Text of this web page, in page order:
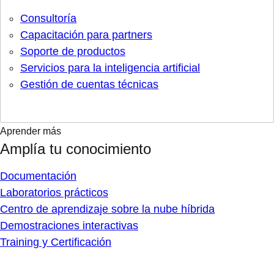
Consultoría
Capacitación para partners
Soporte de productos
Servicios para la inteligencia artificial
Gestión de cuentas técnicas
Aprender más
Amplía tu conocimiento
Documentación
Laboratorios prácticos
Centro de aprendizaje sobre la nube híbrida
Demostraciones interactivas
Training y Certificación